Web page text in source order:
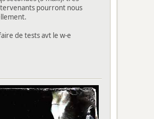
pourront nous
de tests avt le w-e